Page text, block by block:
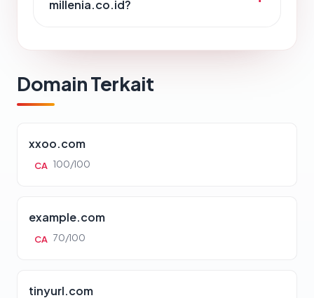
millenia.co.id?
Domain Terkait
xxoo.com
CA 100/100
example.com
CA 70/100
tinyurl.com